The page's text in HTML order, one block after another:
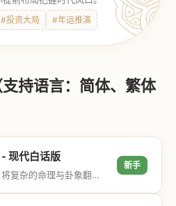
#投资大局 #年运推演
持语言：简体、繁体
现代白话版
摒弃晦涩难懂的古文术语，将复杂的命理与卦象翻译成通俗易懂的现代大白话，直击结果与生活建议，零门槛轻松阅读。
新手